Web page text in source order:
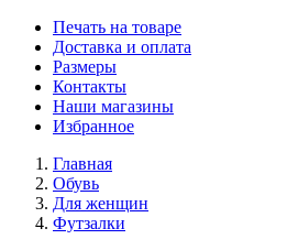
Печать на товаре
Доставка и оплата
Размеры
Контакты
Наши магазины
Избранное
Главная
Обувь
Для женщин
Футзалки